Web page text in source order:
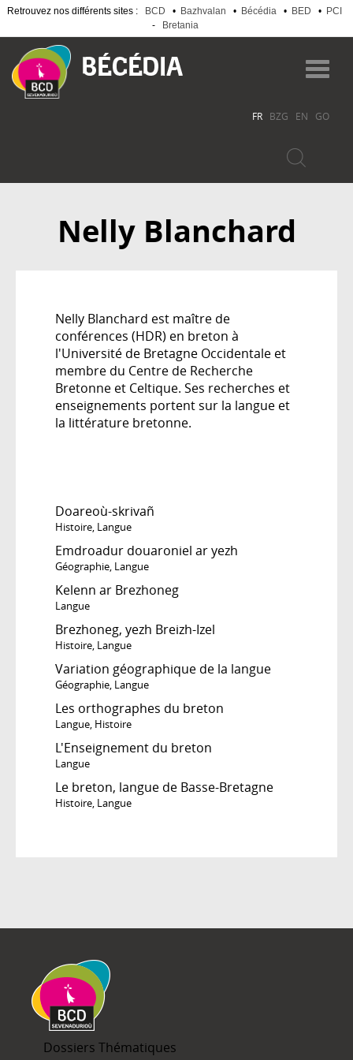
Retrouvez nos différents sites : BCD • Bazhvalan • Bécédia • BED •
PCI
-
Bretania
au
contenu
principal
FR BZG EN GO
Nelly Blanchard
Nelly Blanchard est maître de
conférences (HDR) en breton à
l'Université de Bretagne Occidentale et
membre du Centre de Recherche
Bretonne et Celtique. Ses recherches et
enseignements portent sur la langue et
la littérature bretonne.
Doareoù-skrivañ
Histoire, Langue
Emdroadur douaroniel ar yezh
Géographie, Langue
Kelenn ar Brezhoneg
Langue
Brezhoneg, yezh Breizh-Izel
Histoire, Langue
Variation géographique de la langue
Géographie, Langue
Les orthographes du breton
Langue, Histoire
L'Enseignement du breton
Langue
Le breton, langue de Basse-Bretagne
Histoire, Langue
Dossiers Thématiques